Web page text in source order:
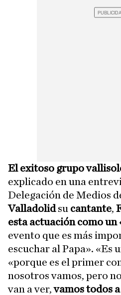
El exitoso grupo
explicado en una
Delegación de Medios
Valladolidsu cantante,
esta actuación como un
evento que es más
escuchar al Papa». «Es
«porque es el primer
nosotros vamos, pero
van a ver,vamos todos